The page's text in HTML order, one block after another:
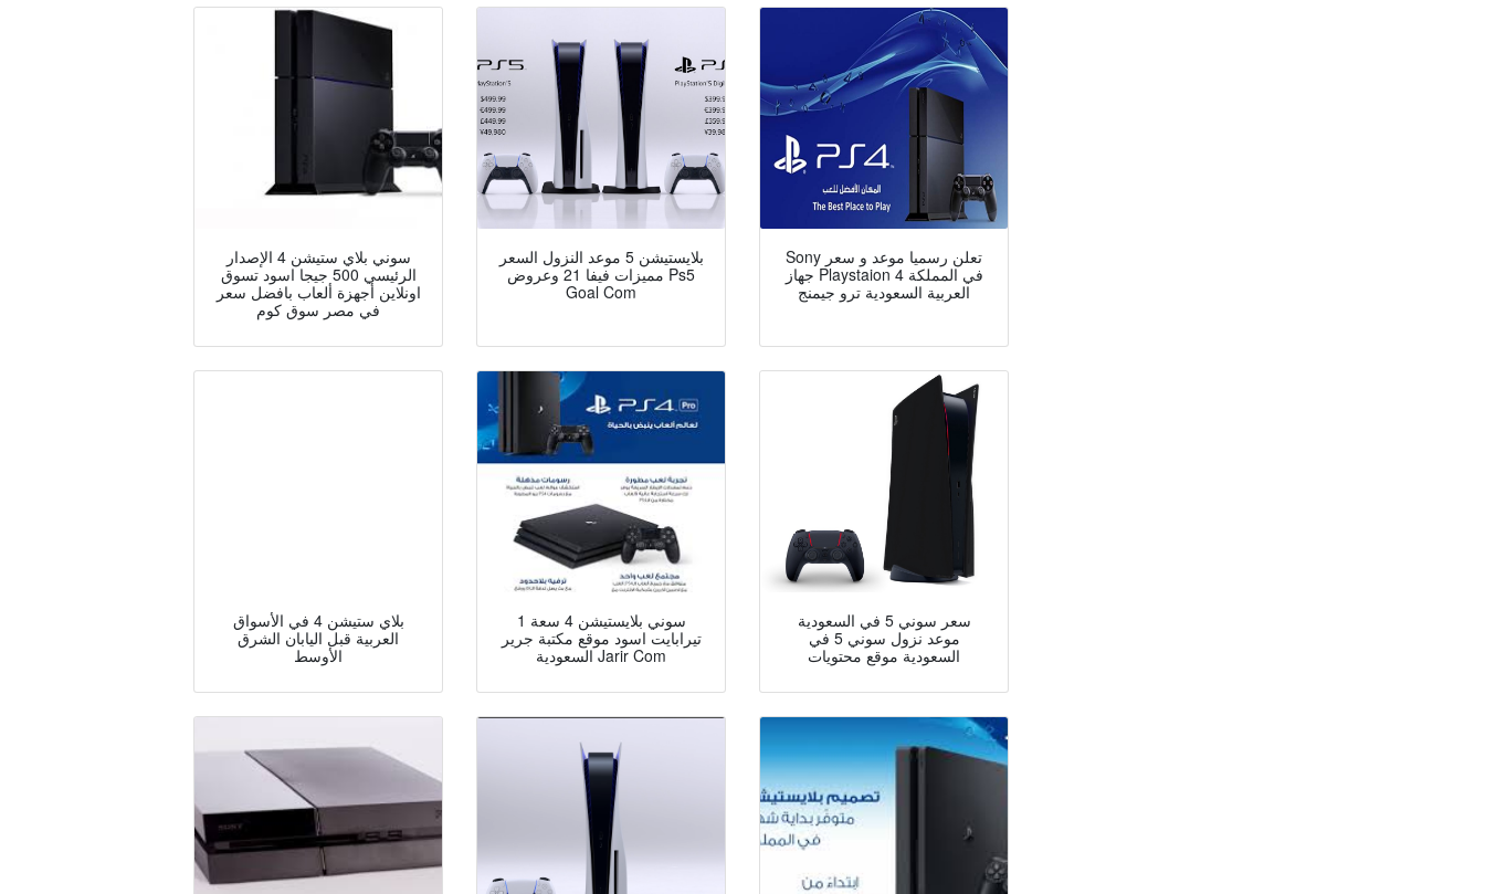
سوني بلاي ستيشن 4 الإصدار
الرئيسي 500 جيجا اسود تسوق
اونلاين أجهزة ألعاب بافضل سعر
في مصر سوق كوم
بلايستيشن 5 موعد النزول السعر
مميزات فيفا 21 وعروض Ps5
Goal Com
Sony تعلن رسميا موعد و سعر
جهاز Playstaion 4 في المملكة
العربية السعودية ترو جيمنج
بلاي ستيشن 4 في الأسواق
العربية قبل اليابان الشرق
الأوسط
سوني بلايستيشن 4 سعة 1
تيرابايت اسود موقع مكتبة جرير
السعودية Jarir Com
سعر سوني 5 في السعودية
موعد نزول سوني 5 في
السعودية موقع محتويات